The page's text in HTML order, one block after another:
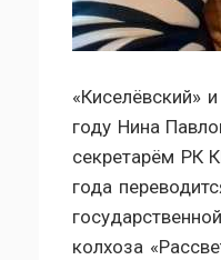
«Киселёвский»
году Нина
секретарём РК
года
колхоза